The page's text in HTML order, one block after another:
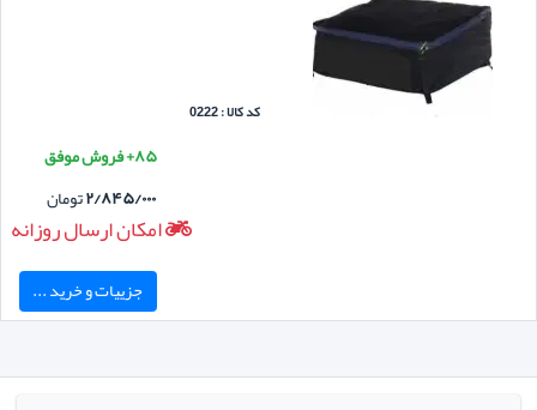
کد کالا : 0222
۸۵+ فروش موفق
۲/۸۴۵/۰۰۰تومان
امکان ارسال روزانه
جزییات و خرید ...